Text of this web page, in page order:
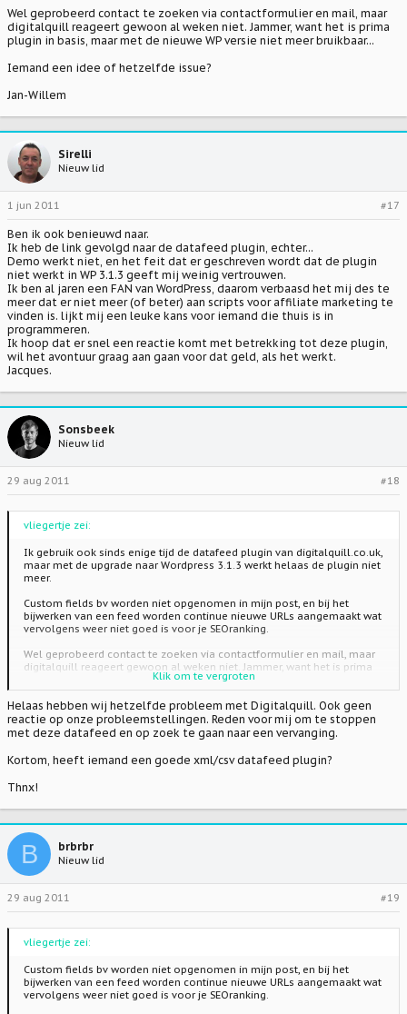
Wel geprobeerd contact te zoeken via contactformulier en mail, maar
digitalquill reageert gewoon al weken niet. Jammer, want het is prima
plugin in basis, maar met de nieuwe WP versie niet meer bruikbaar...
Iemand een idee of hetzelfde issue?
Jan-Willem
Sirelli
Nieuw lid
1 jun 2011 #17
Ben ik ook benieuwd naar.
Ik heb de link gevolgd naar de datafeed plugin, echter...
Demo werkt niet, en het feit dat er geschreven wordt dat de plugin
niet werkt in WP 3.1.3 geeft mij weinig vertrouwen.
Ik ben al jaren een FAN van WordPress, daarom verbaasd het mij des te
meer dat er niet meer (of beter) aan scripts voor affiliate marketing te
vinden is. lijkt mij een leuke kans voor iemand die thuis is in
programmeren.
Ik hoop dat er snel een reactie komt met betrekking tot deze plugin,
wil het avontuur graag aan gaan voor dat geld, als het werkt.
Jacques.
Sonsbeek
Nieuw lid
29 aug 2011 #18
vliegertje zei:
Ik gebruik ook sinds enige tijd de datafeed plugin van digitalquill.co.uk,
maar met de upgrade naar Wordpress 3.1.3 werkt helaas de plugin niet
meer.
Custom fields bv worden niet opgenomen in mijn post, en bij het
bijwerken van een feed worden continue nieuwe URLs aangemaakt wat
vervolgens weer niet goed is voor je SEOranking.
Wel geprobeerd contact te zoeken via contactformulier en mail, maar
digitalquill reageert gewoon al weken niet. Jammer, want het is prima
plugin in basis, maar met de nieuwe WP versie niet meer bruikbaar...
Iemand een idee of hetzelfde issue?
Jan-Willem
Klik om te vergroten
Helaas hebben wij hetzelfde probleem met Digitalquill. Ook geen
reactie op onze probleemstellingen. Reden voor mij om te stoppen
met deze datafeed en op zoek te gaan naar een vervanging.
Kortom, heeft iemand een goede xml/csv datafeed plugin?
Thnx!
B brbrbr
Nieuw lid
29 aug 2011 #19
vliegertje zei:
Custom fields bv worden niet opgenomen in mijn post, en bij het
bijwerken van een feed worden continue nieuwe URLs aangemaakt wat
vervolgens weer niet goed is voor je SEOranking.